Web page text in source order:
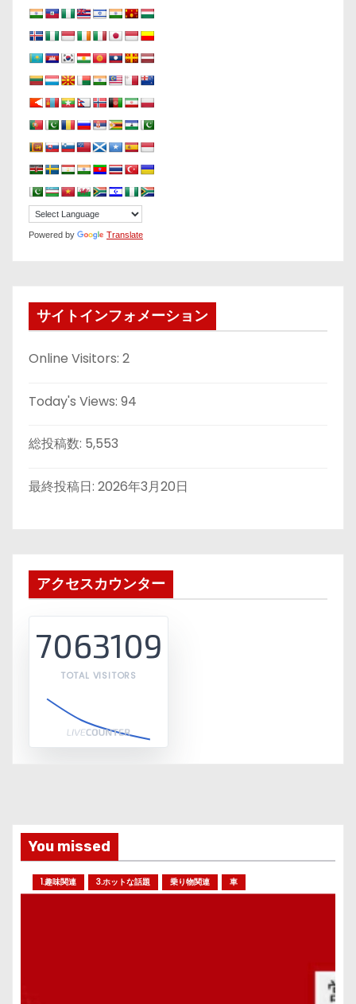
Powered by Translate
サイトインフォメーション
Online Visitors: 2
Today's Views: 94
総投稿数: 5,553
最終投稿日: 2026年3月20日
アクセスカウンター
7063109
TOTAL VISITORS
You missed
1.趣味関連 3.ホットな話題 乗り物関連 車